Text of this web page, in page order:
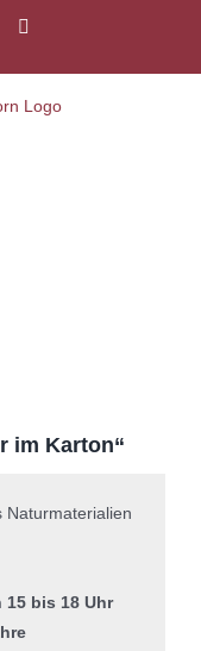
im Karton“
Naturmaterialien
15 bis 18 Uhr